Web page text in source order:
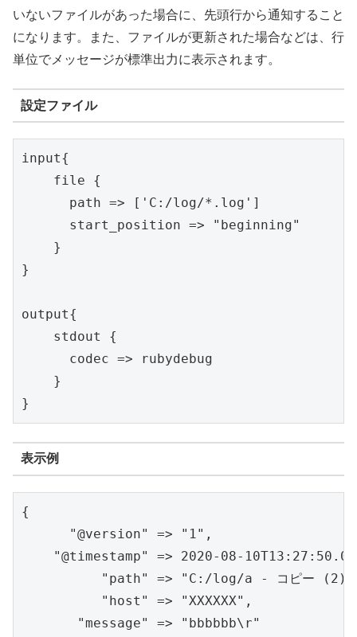
いないファイルがあった場合に、先頭行から通知すること
になります。また、ファイルが更新された場合などは、行
単位でメッセージが標準出力に表示されます。
設定ファイル
input{
    file {
      path => ['C:/log/*.log']
      start_position => "beginning"
    }
}
output{
    stdout {
      codec => rubydebug
    }
}
表示例
{
      "@version" => "1",
"@timestamp" => 2020-08-
"path" => "C:/log/a - コピー
          "host" => "XXXXXX",
       "message" => "bbbbbb\r"